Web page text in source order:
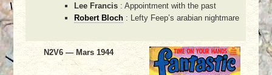
Lee Francis : Appointment with the past
Robert Bloch : Lefty Feep’s arabian nightmare
N2V6 — Mars 1944